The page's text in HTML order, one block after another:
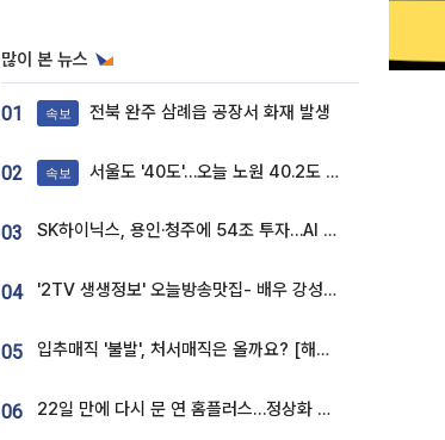
많이 본 뉴스
01 속보 전북 완주 삼례읍 공장서 화재 발생
02 속보 서울도 '40도'…오늘 노원 40.2도 기록
03 SK하이닉스, 용인·청주에 54조 투자…AI 메모리 생산기지 키운다
04 '2TV 생생정보' 오늘방송맛집- 배우 강성진 단골! 쌀국수ㆍ푸팟퐁 커리 맛집 '블○○○'
05 입추매직 '불발', 처서매직은 올까요? [해시태그]
06 22일 만에 다시 문 연 홈플러스…정상화 바쁜데 재고 없어 ‘발동동’[가보니]